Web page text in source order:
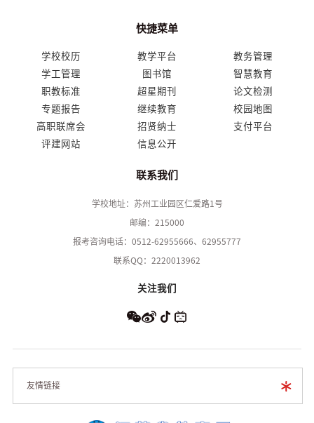
快捷菜单
学校校历 教学平台
教务管理
学工管理
图书馆
智慧教育
职教标准
超星期刊
论文检测
专题报告
继续教育
校园地图
高职联席会
招贤纳士
支付平台
评建网站
信息公开
联系我们
学校地址：苏州工业园区仁爱路1号
邮编：215000
报考咨询电话：0512-62955666、62955777
联系QQ：2220013962
关注我们
友情链接